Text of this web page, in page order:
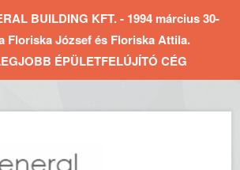
BUILDING KFT. - 1994 március 30-
Floriska József és Floriska Attila.
ÉPÜLETFELÚJÍTÓ CÉG